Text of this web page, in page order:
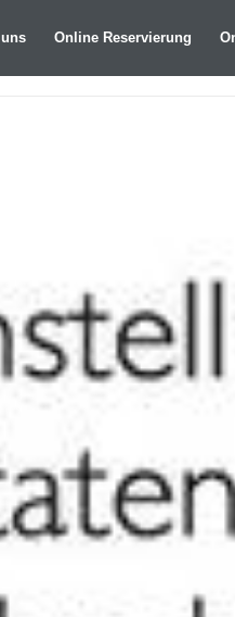
Online Reservierung